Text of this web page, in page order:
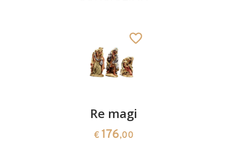
Re magi
€ 176,00